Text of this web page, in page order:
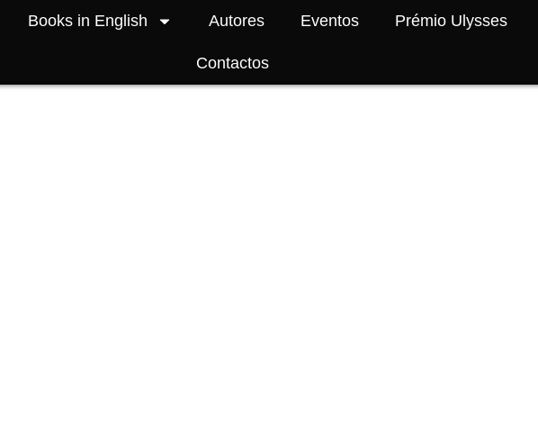
Books in English Autores Eventos Prémio Ulysses
Contactos